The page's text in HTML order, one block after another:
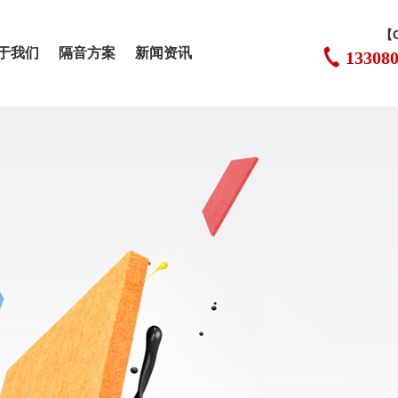
我们 隔音方案 新闻资讯